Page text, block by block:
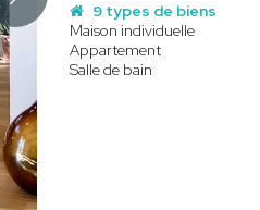
9 types de biens
Maison individuelle
Appartement
Salle de bain